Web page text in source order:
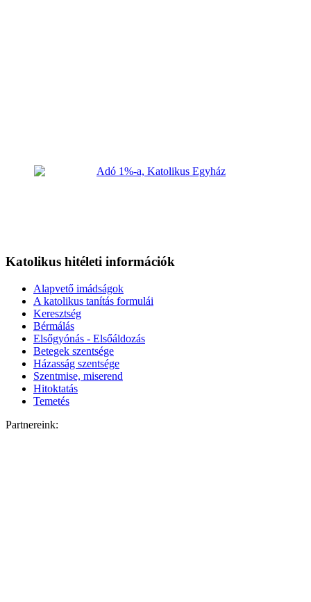
Katolikus hitéleti információk
Alapvető imádságok
A katolikus tanítás formulái
Keresztség
Bérmálás
Elsőgyónás - Elsőáldozás
Betegek szentsége
Házasság szentsége
Szentmise, miserend
Hitoktatás
Temetés
Partnereink: